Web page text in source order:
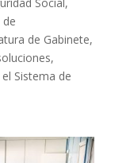
Social,
de
de Gabinete,
Sistema de